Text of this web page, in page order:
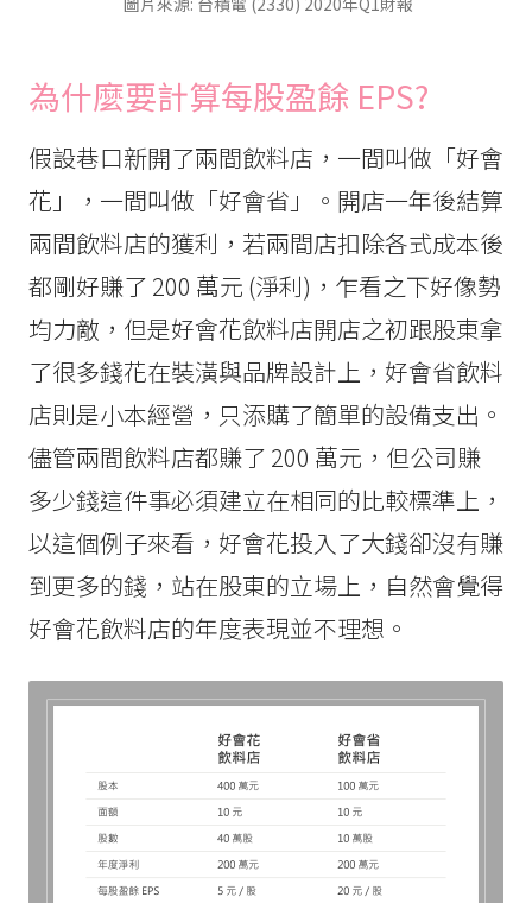
為什麼要計算每股盈餘 EPS?
假設巷口新開了兩間飲料店，一間叫做「好會
花」，一間叫做「好會省」。開店一年後結算
兩間飲料店的獲利，若兩間店扣除各式成本後
都剛好賺了 200 萬元 (淨利)，乍看之下好像勢
均力敵，但是好會花飲料店開店之初跟股東拿
了很多錢花在裝潢與品牌設計上，好會省飲料
店則是小本經營，只添購了簡單的設備支出。
儘管兩間飲料店都賺了 200 萬元，但公司賺
多少錢這件事必須建立在相同的比較標準上，
以這個例子來看，好會花投入了大錢卻沒有賺
到更多的錢，站在股東的立場上，自然會覺得
好會花飲料店的年度表現並不理想。